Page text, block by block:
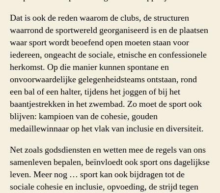
Dat is ook de reden waarom de clubs, de structuren
waarrond de sportwereld georganiseerd is en de plaatsen
waar sport wordt beoefend open moeten staan voor
iedereen, ongeacht de sociale, etnische en confessionele
herkomst. Op die manier kunnen spontane en
onvoorwaardelijke gelegenheidsteams ontstaan, rond
een bal of een halter, tijdens het joggen of bij het
baantjestrekken in het zwembad. Zo moet de sport ook
blijven: kampioen van de cohesie, gouden
medaillewinnaar op het vlak van inclusie en diversiteit.
Net zoals godsdiensten en wetten mee de regels van ons
samenleven bepalen, beïnvloedt ook sport ons dagelijkse
leven. Meer nog … sport kan ook bijdragen tot de
sociale cohesie en inclusie, opvoeding, de strijd tegen